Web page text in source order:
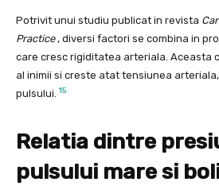
Potrivit unui studiu publicat in revista
Practice, diversi factori se combina in
care cresc rigiditatea arteriala. Aceasta
al inimii si creste atat tensiunea
pulsului.
15
Relatia dintre
pulsului mare si